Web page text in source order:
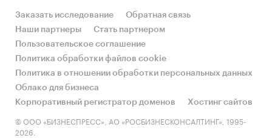
Заказать исследование
Обратная связь
Наши партнеры
Стать партнером
Пользовательское соглашение
Политика обработки файлов cookie
Политика в отношении обработки персональных данных
Облако для бизнеса
Корпоративный регистратор доменов
Хостинг сайтов
© ООО «БИЗНЕСПРЕСС», АО «РОСБИЗНЕСКОНСАЛТИНГ», 1995-
2026.